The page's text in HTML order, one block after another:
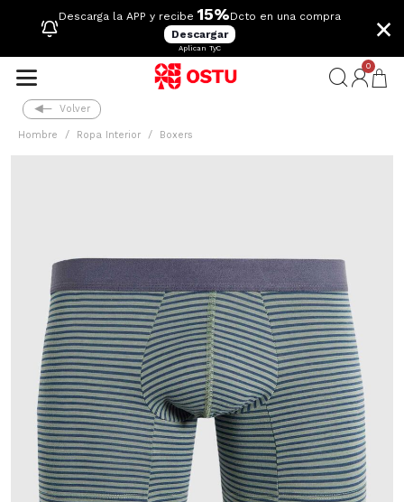
Descarga la APP y recibe 15%Dcto en una compra
Descargar
Aplican TyC
×
0
Volver
Hombre Ropa Interior Boxers